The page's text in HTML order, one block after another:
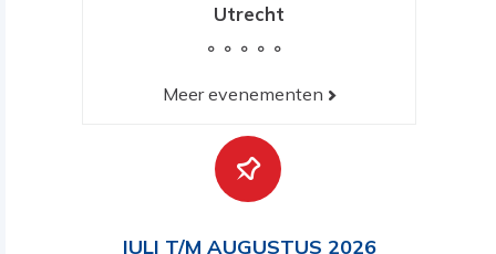
Utrecht
Meer evenementen
JULI T/M AUGUSTUS 2026